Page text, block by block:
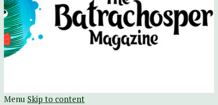
Menu Skip to content